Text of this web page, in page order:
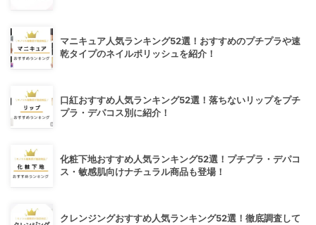
マニキュア人気ランキング52選！おすすめのプチプラや速
乾タイプのネイルポリッシュを紹介！
口紅おすすめ人気ランキング52選！落ちないリップをプチ
プラ・デパコス別に紹介！
化粧下地おすすめ人気ランキング52選！プチプラ・デパコ
ス・敏感肌向けナチュラル商品も登場！
クレンジングおすすめ人気ランキング52選！徹底調査して